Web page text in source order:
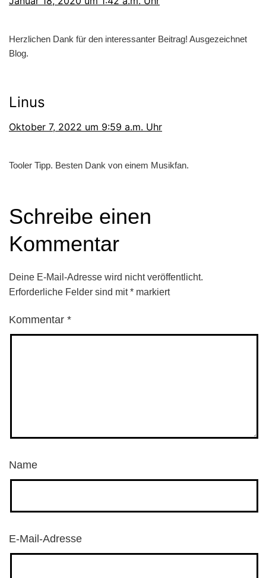
Herzlichen Dank für den interessanter Beitrag! Ausgezeichnet
Blog.
Linus
Oktober 7, 2022 um 9:59 a.m. Uhr
Tooler Tipp. Besten Dank von einem Musikfan.
Schreibe einen
Kommentar
Deine E-Mail-Adresse wird nicht veröffentlicht.
Erforderliche Felder sind mit* markiert
Kommentar *
Name
E-Mail-Adresse